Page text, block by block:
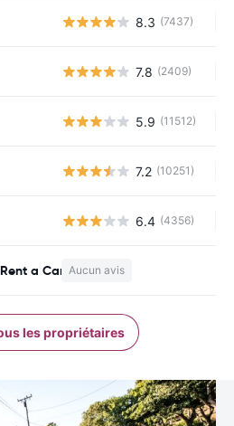
8.3 (7437)
7.8 (2409)
5.9 (11512)
7.2 (10251)
6.4 (4356)
a Car Aucun avis
les propriétaires